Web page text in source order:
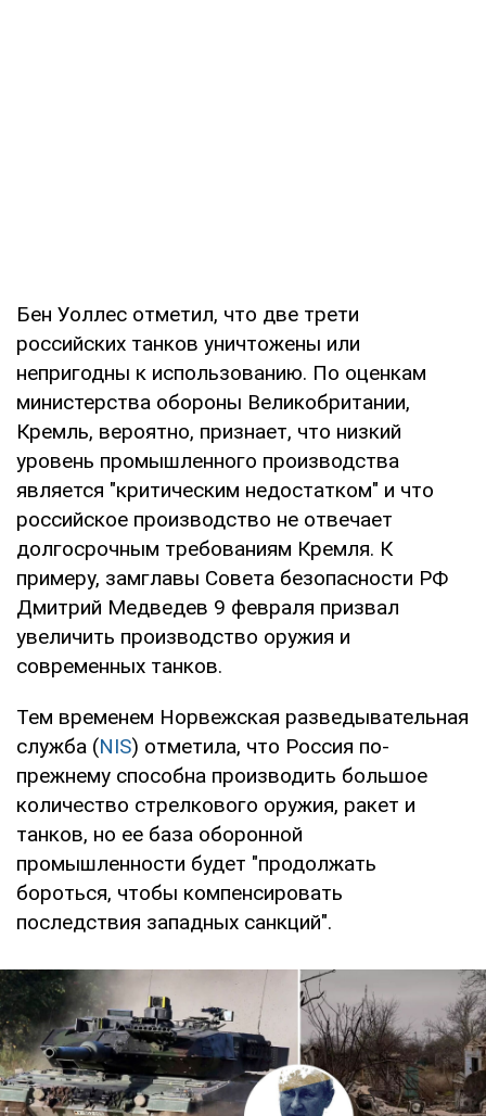
Бен Уоллес отметил, что две трети
российских танков уничтожены или
непригодны к использованию. По оценкам
министерства обороны Великобритании,
Кремль, вероятно, признает, что низкий
уровень промышленного производства
является "критическим недостатком" и что
российское производство не отвечает
долгосрочным требованиям Кремля. К
примеру, замглавы Совета безопасности РФ
Дмитрий Медведев 9 февраля призвал
увеличить производство оружия и
современных танков.
Тем временем Норвежская разведывательная
служба (NIS) отметила, что Россия по-
прежнему способна производить большое
количество стрелкового оружия, ракет и
танков, но ее база оборонной
промышленности будет "продолжать
бороться, чтобы компенсировать
последствия западных санкций".